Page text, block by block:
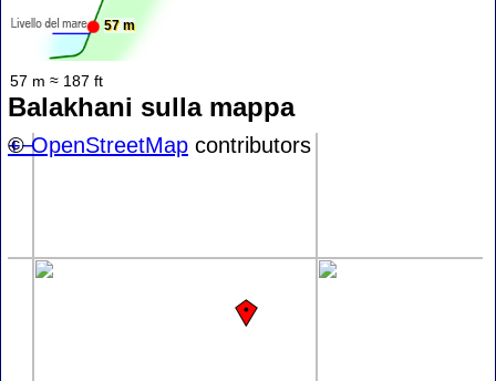
57 m
57 m ≈ 187 ft
Balakhani sulla mappa
+−
©OpenStreetMap contributors